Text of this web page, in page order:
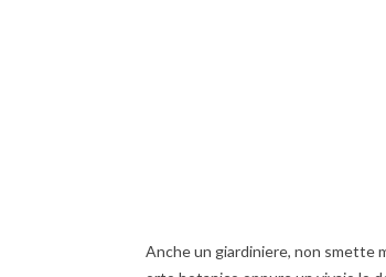
Anche un giardiniere, non smette